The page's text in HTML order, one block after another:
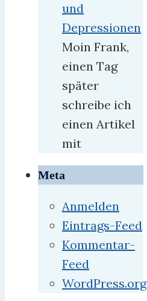
und
Depressionen
Moin Frank,
einen Tag
später
schreibe ich
einen Artikel
mit
Meta
Anmelden
Eintrags-Feed
Kommentar-
Feed
WordPress.org